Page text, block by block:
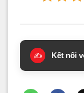
✍️ Kết nối